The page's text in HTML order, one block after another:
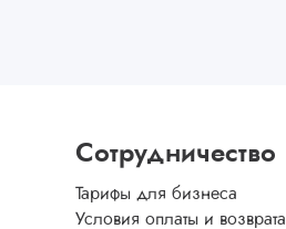
Сотрудничество
Тарифы для бизнеса
Условия оплаты и возврата